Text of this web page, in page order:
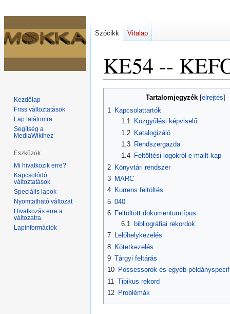
KE54 --
navigációhoz
kereséshez
Tartalomjegyzék
1 Kapcsolattartók
1.1
Közgyűlési képviselő
1.2
Katalogizáló
1.3
Rendszergazda
1.4
Feltöltési logokról e-mailt kap
2 Könyvtári rendszer
3 MARC
4 Kurrens feltöltés
5 040
6 Feltöltött dokumentumtípus
6.1
bibliográfiai rekordok
7 Lelőhelykezelés
8 Kötetkezelés
9 Tárgyi feltárás
10 Possessorok és egyéb
11 Tipikus rekord
12 Problémák
Szócikk Vitalap
Kezdőlap
Friss változtatások
Lap találomra
Segítség a
MediaWikihez
Eszközök
Mi hivatkozik erre?
Kapcsolódó
változtatások
Speciális lapok
Nyomtatható változat
Hivatkozás erre a
változatra
Lapinformációk